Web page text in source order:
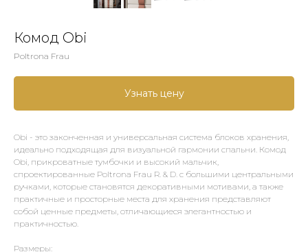
Комод Obi
Poltrona Frau
Узнать цену
Obi - это законченная и универсальная система блоков хранения,
идеально подходящая для визуальной гармонии спальни. Комод
Obi, прикроватные тумбочки и высокий мальчик,
спроектированные Poltrona Frau R. & D. с большими центральными
ручками, которые становятся декоративными мотивами, а также
практичные и просторные места для хранения представляют
собой ценные предметы, отличающиеся элегантностью и
практичностью.
Размеры: